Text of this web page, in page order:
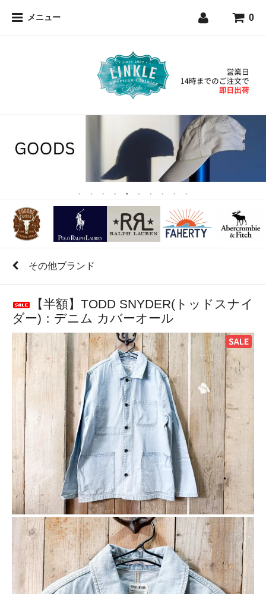
メニュー 0
その他ブランド
【半額】TODD SNYDER(トッドスナイ
ダー)：デニム カバーオール